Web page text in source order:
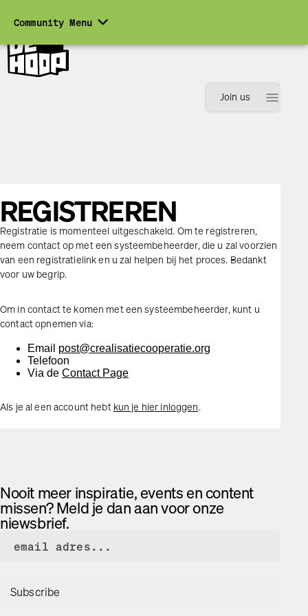
Community Menuexpand_more
Join us menu
InloggenRegistreren
REGISTREREN
Registratie is momenteel uitgeschakeld. Om te registreren,
neem contact op met een systeembeheerder, die u zal voorzien
van een registratielink en u zal helpen bij het proces. Bedankt
voor uw begrip.
Om in contact te komen met een systeembeheerder, kunt u
contact opnemen via:
Email post@crealisatiecooperatie.org
Telefoon
Via de Contact Page
Als je al een account hebtkun je hier inloggen.
Nooit meer inspiratie, events en content
missen? Meld je dan aan voor onze
niewsbrief.